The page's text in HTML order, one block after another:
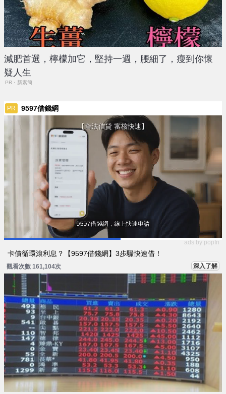
減肥首選，檸檬加它，堅持一週，腰細了，瘦到你懷
疑人生
PR・新素簡
PR 9597借錢網
ads by popIn
卡債循環滾利息？【9597借錢網】3步驟快速借！
觀看次數 161,104次 深入了解